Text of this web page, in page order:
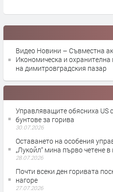
Видео Новини – Съвместна
Икономическа и
на димитровградския пазар
Управляващите обясниха US
бунтове за горива
30.07.2026
Оставането на особения
„Лукойл“ мина първо четене
28.07.2026
Почти всеки ден горивата
нагоре
27.07.2026